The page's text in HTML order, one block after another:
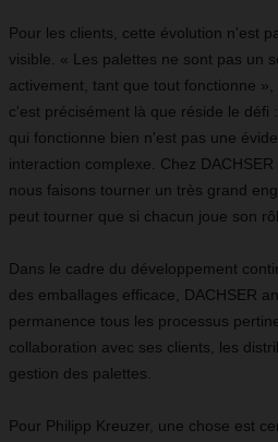
Pour les clients, cette évolution n'est
visible. « Les palettes ne sont pas un
activement, tant que tout fonctionne
c'est précisément là que réside le défi
qui fonctionne bien n'est pas une
interaction complexe. Chez
nous faisons tourner un très grand
peut tourner que si chacun joue son
Dans le cadre du développement
des emballages efficace, DACHSER
permanence tous les processus
collaboration avec ses clients, les
gestion des palettes.
Pour Philipp Kreuzer, une chose est